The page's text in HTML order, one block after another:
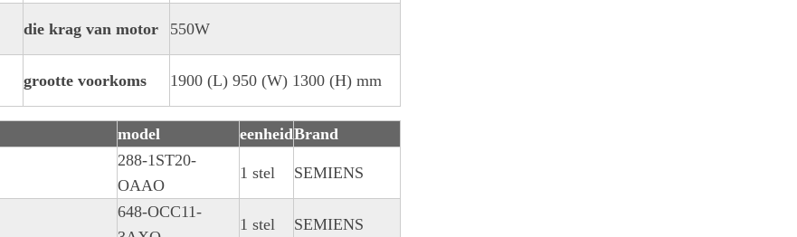
die krag van motor 550W
grootte voorkoms 1900 (L) 950 (W) 1300 (H) mm
model eenheidBrand
288-1ST20-
OAAO
1 stel SEMIENS
648-OCC11-
1 stel SEMIENS